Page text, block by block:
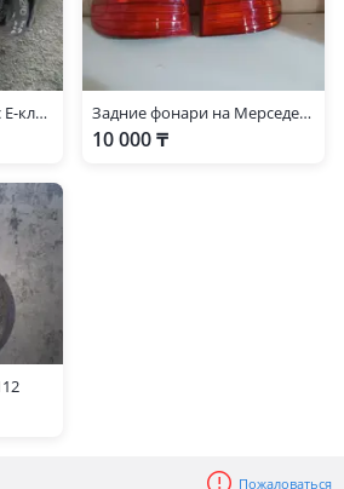
Суппорта на Мерседес Е-класс 210-й кузов Задние фонари на Мерседес Е-класс 210-й кузов универсал дорестайлинг
10 000 ₸
Пожаловаться